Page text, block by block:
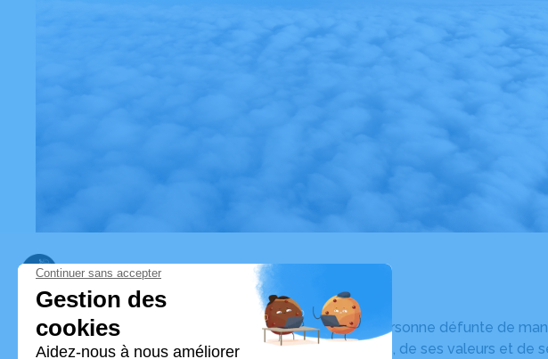
Pompes Funèbres Lamarque
Nos équipes vous aident à honorer la mémoire de la personne défunte de
perpétuer son souvenir dans le respect de ses volontés, de ses valeurs et de